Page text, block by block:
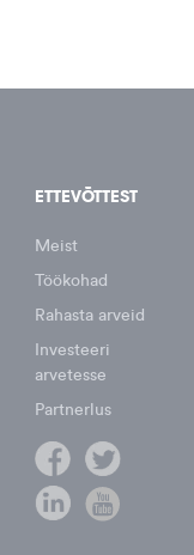
ETTEVÕTTEST
Meist
Töökohad
Rahasta arveid
Investeeri
arvetesse
Partnerlus